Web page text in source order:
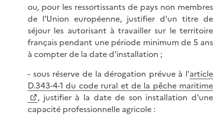
ou, pour les ressortissants de pays non membres
de l'Union européenne, justifier d'un titre de
séjour les autorisant à travailler sur le territoire
français pendant une période minimum de 5 ans
à compter de la date d'installation ;
- sous réserve de la dérogation prévue à l'article
D.343-4-1 du code rural et de la pêche maritime
, justifier à la date de son installation d'une
capacité professionnelle agricole :